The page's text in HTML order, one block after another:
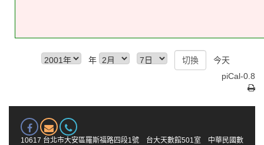
年
今天
piCal-0.8
10617 台北市大安區羅斯福路四段1號 台大天數館501室 中華民國數